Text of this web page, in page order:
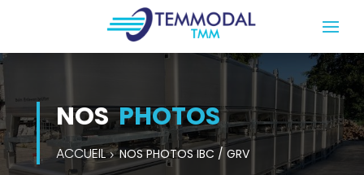
NOSPHOTOS
ACCUEIL NOS PHOTOS IBC / GRV